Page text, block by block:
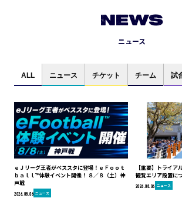
NEWS
ニュース
ALL ニュース チケット チーム 試
ｅＪリーグ王者がベススタに登場！ｅＦｏｏｔ
ｂａｌｌ™体験イベント開催！ ８／８（土）神
戸戦
2026.08.06 ニュース
【重要】トライ
観覧エリア設置に
2026.08.06 ニュース